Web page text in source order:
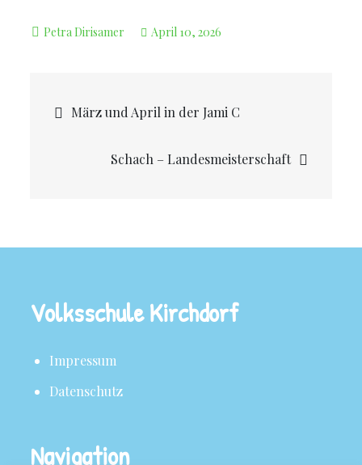
April 10, 2026
März und April in der Jami C
Schach – Landesmeisterschaft
Volksschule Kirchdorf
Impressum
Datenschutz
Navigation